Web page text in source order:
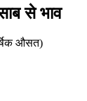
से भाव
औसत)